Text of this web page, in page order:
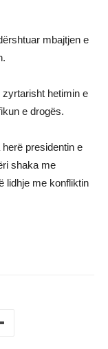
mbajtjen e
hetimin e
e drogës.
presidentin e
shaka me
lidhje me konfliktin